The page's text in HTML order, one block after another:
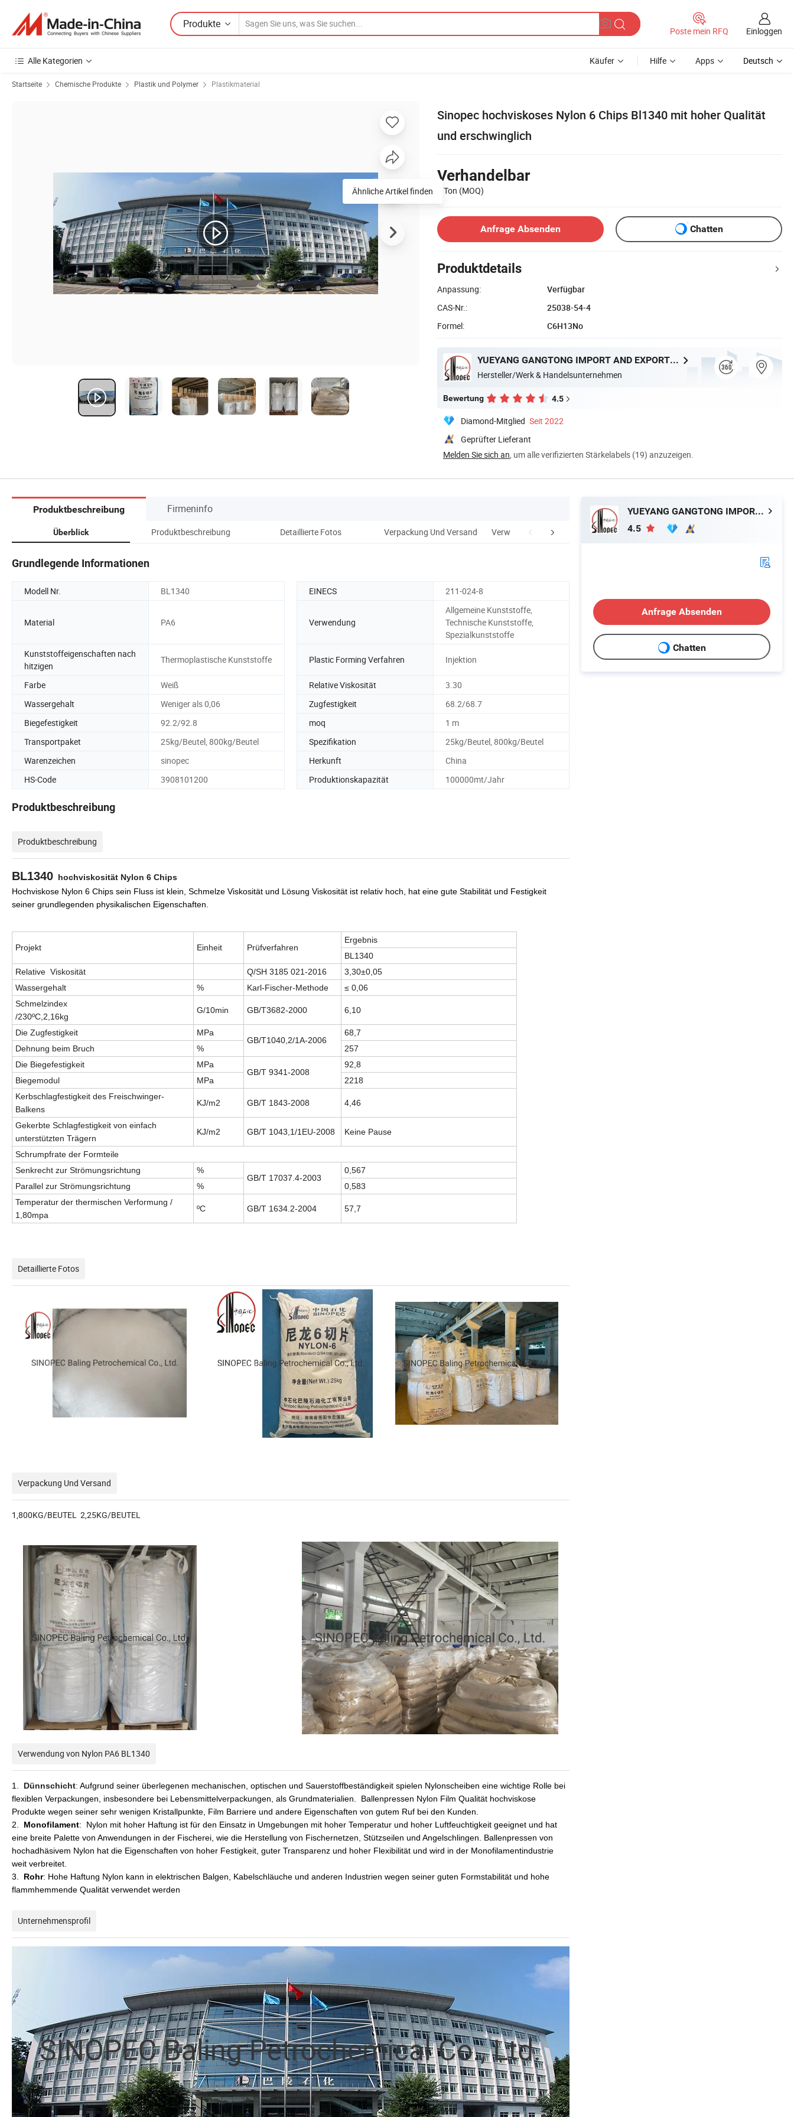
Produkte
Poste mein RFQ Einloggen
Alle Kategorien Käufer Hilfe Apps Deutsch
Startseite Chemische Produkte Plastik und Polymer Plastikmaterial
Sinopec hochviskoses Nylon 6 Chips Bl1340 mit hoher Qualität
und erschwinglich
Verhandelbar
1 Ton (MOQ)
Anfrage Absenden Chatten
Produktdetails
Anpassung:
Verfügbar
CAS-Nr.:
25038-54-4
Formel:
C6H13No
YUEYANG GANGTONG IMPORT AND EXPORT TRADING COMPANY LIMITED
Hersteller/Werk & Handelsunternehmen
Bewertung 4.5
Diamond-Mitglied Seit 2022
Geprüfter Lieferant
Melden Sie sich an, um alle verifizierten Stärkelabels (19) anzuzeigen.
Ähnliche Artikel finden
Produktbeschreibung Firmeninfo
Überblick Produktbeschreibung Detaillierte Fotos Verpackung Und Versand Verwendung von Nylon PA6 BL1340 Unternehmensprofil
Grundlegende Informationen
Modell Nr. BL1340 EINECS 211-024-8
Material PA6 Verwendung
Allgemeine Kunststoffe,
Technische Kunststoffe,
Spezialkunststoffe
Kunststoffeigenschaften nach
hitzigen
Thermoplastische Kunststoffe Plastic Forming Verfahren Injektion
Farbe Weiß Relative Viskosität
3.30
Wassergehalt
Weniger als 0,06 Zugfestigkeit
68.2/68.7
Biegefestigkeit
92.2/92.8 moq
1 m
Transportpaket
25kg/Beutel, 800kg/Beutel Spezifikation
25kg/Beutel, 800kg/Beutel
Warenzeichen
sinopec Herkunft
China
HS-Code
3908101200 Produktionskapazität 100000mt/Jahr
Produktbeschreibung
Produktbeschreibung
BL1340 hochviskosität Nylon 6 Chips
Hochviskose Nylon 6 Chips sein Fluss ist klein, Schmelze Viskosität und Lösung Viskosität ist relativ hoch, hat eine gute Stabilität und Festigkeit
seiner grundlegenden physikalischen Eigenschaften.
Projekt Einheit Prüfverfahren
Ergebnis
BL1340
Relative Viskosität Q/SH 3185 021-2016
3,30±0,05
Wassergehalt
% Karl-Fischer-Methode
≤ 0,06
Schmelzindex
/230ºC,2,16kg
G/10min GB/T3682-2000 6,10
Die Zugfestigkeit
MPa
GB/T1040,2/1A-2006
68,7
Dehnung beim Bruch
%
257
Die Biegefestigkeit
MPa
GB/T 9341-2008
92,8
Biegemodul
MPa
2218
Kerbschlagfestigkeit des Freischwinger-
Balkens
KJ/m2 GB/T 1843-2008 4,46
Gekerbte Schlagfestigkeit von einfach
unterstützten Trägern
KJ/m2 GB/T 1043,1/1EU-2008 Keine Pause
Schrumpfrate der Formteile
Senkrecht zur Strömungsrichtung
%
GB/T 17037.4-2003
0,567
Parallel zur Strömungsrichtung
%
0,583
Temperatur der thermischen Verformung /
1,80mpa
ºC GB/T 1634.2-2004 57,7
Detaillierte Fotos
Verpackung Und Versand
1,800KG/BEUTEL 2,25KG/BEUTEL
Verwendung von Nylon PA6 BL1340
1. Dünnschicht: Aufgrund seiner überlegenen mechanischen, optischen und Sauerstoffbeständigkeit spielen Nylonscheiben eine wichtige Rolle bei
flexiblen Verpackungen, insbesondere bei Lebensmittelverpackungen, als Grundmaterialien. Ballenpressen Nylon Film Qualität hochviskose
Produkte wegen seiner sehr wenigen Kristallpunkte, Film Barriere und andere Eigenschaften von gutem Ruf bei den Kunden.
2.
Monofilament:
Nylon mit hoher Haftung ist für den Einsatz in Umgebungen mit hoher Temperatur und hoher Luftfeuchtigkeit geeignet und hat
eine breite Palette von Anwendungen in der Fischerei, wie die Herstellung von Fischernetzen, Stützseilen und Angelschlingen. Ballenpressen von
hochadhäsivem Nylon hat die Eigenschaften von hoher Festigkeit, guter Transparenz und hoher Flexibilität und wird in der Monofilamentindustrie
weit verbreitet.
3.
Rohr: Hohe Haftung Nylon kann in elektrischen Balgen, Kabelschläuche und anderen Industrien wegen seiner guten Formstabilität und hohe
flammhemmende Qualität verwendet werden
Unternehmensprofil
YUEYANG GANGTONG IMPORT AND EXPORT TRADING COMPANY LIMITED
4.5
Anfrage Absenden
Chatten